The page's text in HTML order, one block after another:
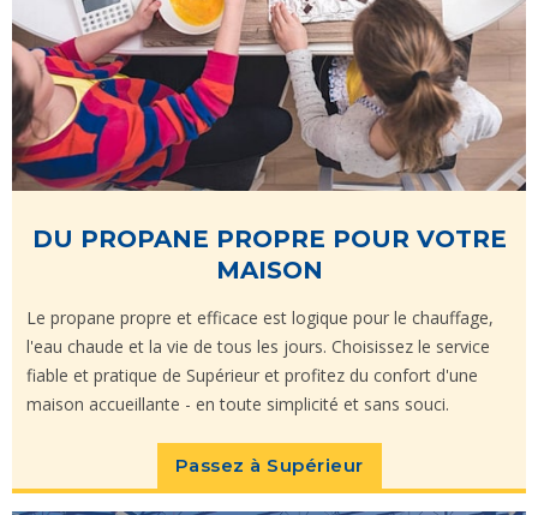
DU PROPANE PROPRE POUR VOTRE
MAISON
Le propane propre et efficace est logique pour le chauffage,
l'eau chaude et la vie de tous les jours. Choisissez le service
fiable et pratique de Supérieur et profitez du confort d'une
maison accueillante - en toute simplicité et sans souci.
Passez à Supérieur